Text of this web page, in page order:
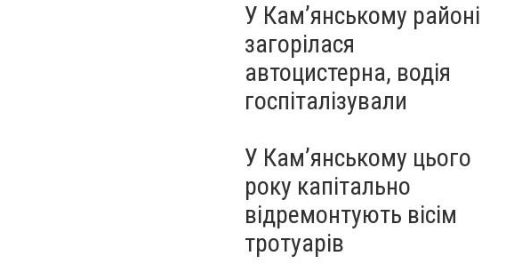
У Кам’янському районі
загорілася
автоцистерна, водія
госпіталізували
У Кам’янському цього
року капітально
відремонтують вісім
тротуарів